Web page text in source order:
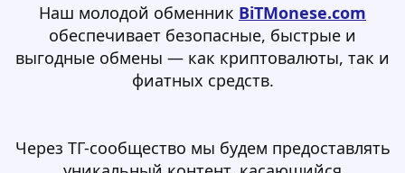
Наш молодой обменник BiTMonese.com
обеспечивает безопасные, быстрые и
выгодные обмены — как криптовалюты, так и
фиатных средств.
Через ТГ-сообщество мы будем предоставлять